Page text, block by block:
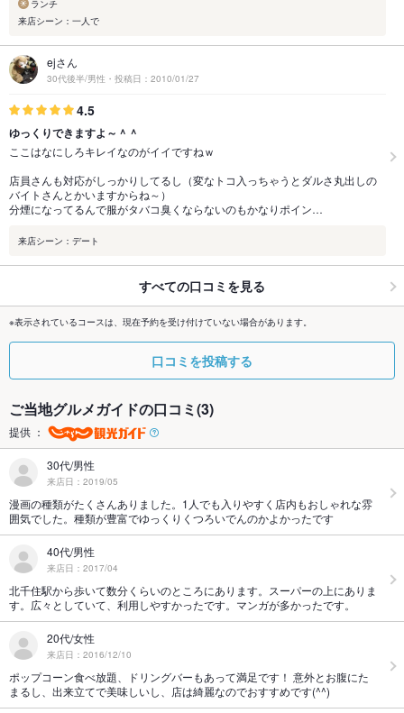
ランチ
来店シーン：一人で
ejさん
30代後半/男性・投稿日：2010/01/27
4.5
ゆっくりできますよ～＾＾
ここはなにしろキレイなのがイイですねｗ
店員さんも対応がしっかりしてるし（変なトコ入っちゃうとダルさ丸出しの
バイトさんとかいますからね～）
分煙になってるんで服がタバコ臭くならないのもかなりポイン…
来店シーン：デート
すべての口コミを見る
※表示されているコースは、現在予約を受け付けていない場合があります。
口コミを投稿する
ご当地グルメガイドの口コミ(3)
提供 ：
30代/男性
来店日：2019/05
漫画の種類がたくさんありました。1人でも入りやすく店内もおしゃれな雰
囲気でした。種類が豊富でゆっくりくつろいでんのかよかったです
40代/男性
来店日：2017/04
北千住駅から歩いて数分くらいのところにあります。スーパーの上にありま
す。広々としていて、利用しやすかったです。マンガが多かったです。
20代/女性
来店日：2016/12/10
ポップコーン食べ放題、ドリングバーもあって満足です！ 意外とお腹にた
まるし、出来立てで美味しいし、店は綺麗なのでおすすめです(^^)